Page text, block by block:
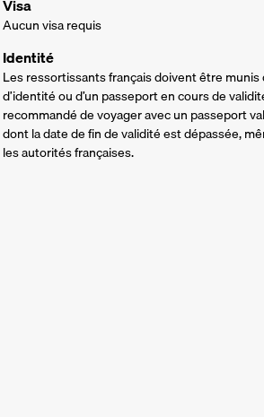
Visa
Aucun visa requis
Identité
Les ressortissants français doivent être munis
d’identité ou d’un passeport en cours de
recommandé de voyager avec un passeport
dont la date de fin de validité est dépassée,
les autorités françaises.